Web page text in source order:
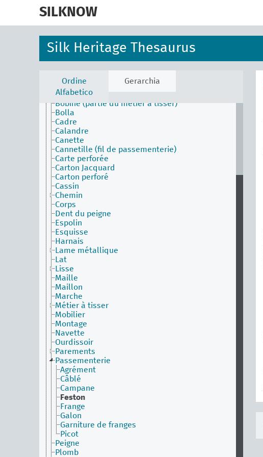
SILKNOW
Silk Heritage Thesaurus
Ordine
Alfabetico
Gerarchia
Materials Facet (en)
Arcade
Battant
Bobine
Bobine (partie du métier à tisser)
Bolla
Cadre
Calandre
Canette
Cannetille (fil de passementerie)
Carte perforée
Carton Jacquard
Carton perforé
Cassin
Chemin
Corps
Dent du peigne
Espolin
Esquisse
Harnais
Lame métallique
Lat
Lisse
Maille
Maillon
Marche
Métier à tisser
Mobilier
Montage
Navette
Ourdissoir
Parements
Passementerie
Agrément
Câblé
Campane
Feston
Frange
Galon
Garniture de franges
Picot
Peigne
Plomb